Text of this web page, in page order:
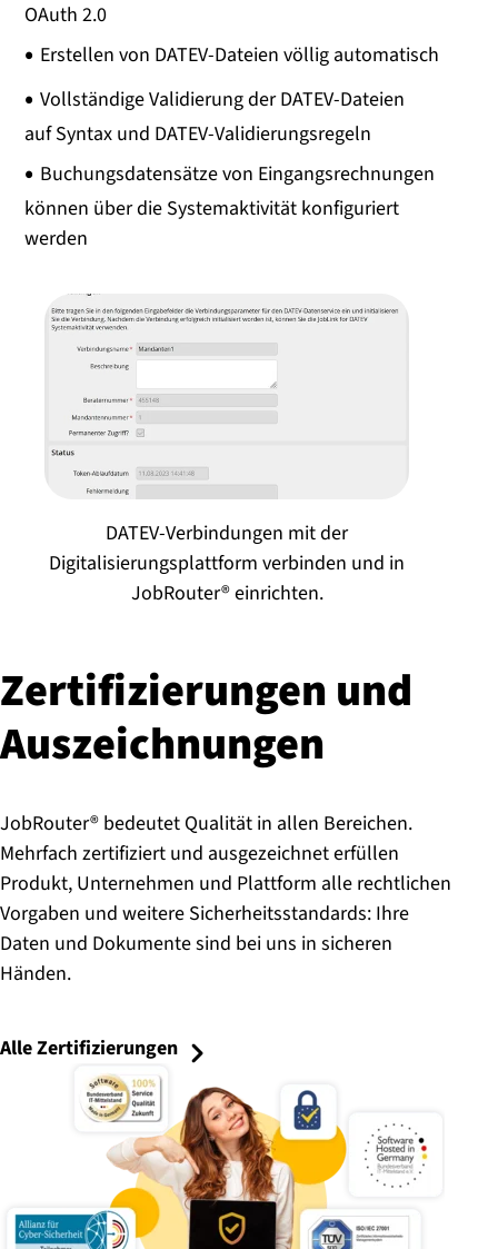
OAuth 2.0
Erstellen von DATEV-Dateien völlig automatisch
Vollständige Validierung der DATEV-Dateien
auf Syntax und DATEV-Validierungsregeln
Buchungsdatensätze von Eingangsrechnungen
können über die Systemaktivität konfiguriert
werden
DATEV-Verbindungen mit der
Digitalisierungsplattform verbinden und in
JobRouter® einrichten.
Zer­ti­fi­zie­run­gen und
Aus­zeich­nun­gen
JobRouter® bedeutet Qualität in allen Bereichen.
Mehrfach zertifiziert und ausgezeichnet erfüllen
Produkt, Unternehmen und Plattform alle rechtlichen
Vorgaben und weitere Sicherheitsstandards: Ihre
Daten und Dokumente sind bei uns in sicheren
Händen.
Alle Zertifizierungen